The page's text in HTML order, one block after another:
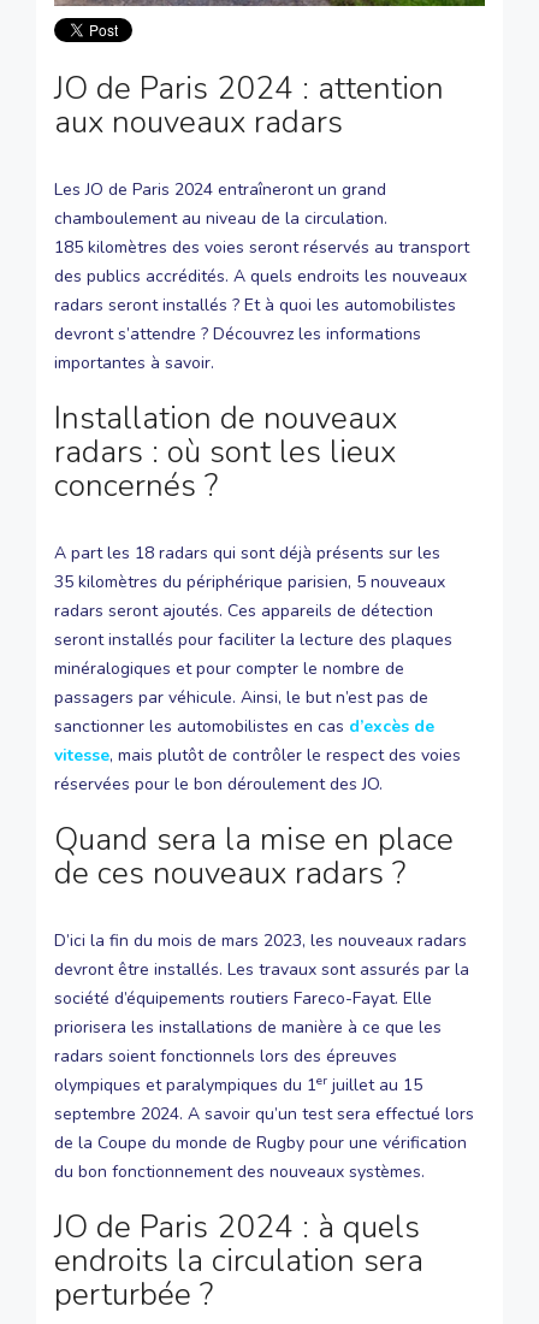
JO de Paris 2024 : attention
aux nouveaux radars
Les JO de Paris 2024 entraîneront un grand
chamboulement au niveau de la circulation.
185 kilomètres des voies seront réservés au transport
des publics accrédités. A quels endroits les nouveaux
radars seront installés ? Et à quoi les automobilistes
devront s’attendre ? Découvrez les informations
importantes à savoir.
Installation de nouveaux
radars : où sont les lieux
concernés ?
A part les 18 radars qui sont déjà présents sur les
35 kilomètres du périphérique parisien, 5 nouveaux
radars seront ajoutés. Ces appareils de détection
seront installés pour faciliter la lecture des plaques
minéralogiques et pour compter le nombre de
passagers par véhicule. Ainsi, le but n’est pas de
sanctionner les automobilistes en cas d’excès de
vitesse, mais plutôt de contrôler le respect des voies
réservées pour le bon déroulement des JO.
Quand sera la mise en place
de ces nouveaux radars ?
D’ici la fin du mois de mars 2023, les nouveaux radars
devront être installés. Les travaux sont assurés par la
société d’équipements routiers Fareco-Fayat. Elle
priorisera les installations de manière à ce que les
radars soient fonctionnels lors des épreuves
olympiques et paralympiques du 1er juillet au 15
septembre 2024. A savoir qu’un test sera effectué lors
de la Coupe du monde de Rugby pour une vérification
du bon fonctionnement des nouveaux systèmes.
JO de Paris 2024 : à quels
endroits la circulation sera
perturbée ?